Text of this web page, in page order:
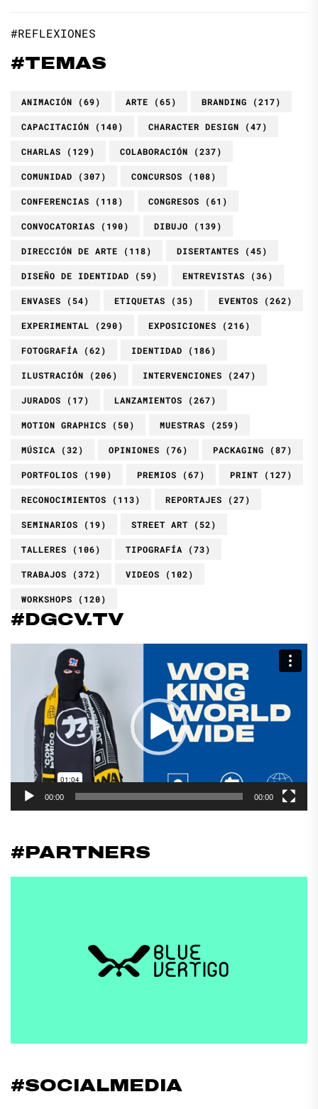
#REFLEXIONES
#TEMAS
ANIMACIÓN (69) ARTE (65) BRANDING (217)
CAPACITACIÓN (140) CHARACTER DESIGN (47)
CHARLAS (129) COLABORACIÓN (237)
COMUNIDAD (307) CONCURSOS (108)
CONFERENCIAS (118) CONGRESOS (61)
CONVOCATORIAS (190) DIBUJO (139)
DIRECCIÓN DE ARTE (118) DISERTANTES (45)
DISEÑO DE IDENTIDAD (59) ENTREVISTAS (36)
ENVASES (54) ETIQUETAS (35) EVENTOS (262)
EXPERIMENTAL (290) EXPOSICIONES (216)
FOTOGRAFÍA (62) IDENTIDAD (186)
ILUSTRACIÓN (206) INTERVENCIONES (247)
JURADOS (17) LANZAMIENTOS (267)
MOTION GRAPHICS (50) MUESTRAS (259)
MÚSICA (32) OPINIONES (76) PACKAGING (87)
PORTFOLIOS (190) PREMIOS (67) PRINT (127)
RECONOCIMIENTOS (113) REPORTAJES (27)
SEMINARIOS (19) STREET ART (52)
TALLERES (106) TIPOGRAFÍA (73)
TRABAJOS (372) VIDEOS (102)
WORKSHOPS (120)
#DGCV.TV
Reproductor
00:00 00:00
#PARTNERS
#SOCIALMEDIA